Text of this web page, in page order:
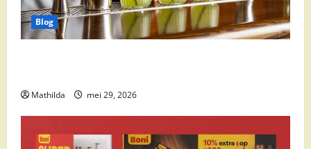
Blog
Mathilda mei 29, 2026